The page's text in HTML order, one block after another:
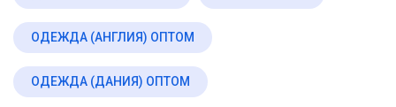
ОДЕЖДА (АНГЛИЯ) ОПТОМ
ОДЕЖДА (ДАНИЯ) ОПТОМ